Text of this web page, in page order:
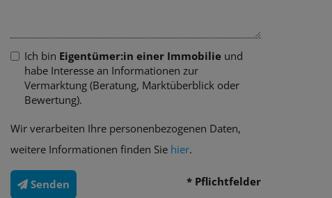
Ich bin Eigentümer:in einer Immobilie und
habe Interesse an Informationen zur
Vermarktung (Beratung, Marktüberblick oder
Bewertung).
Wir verarbeiten Ihre personenbezogenen Daten,
weitere Informationen finden Sie hier.
Senden * Pflichtfelder